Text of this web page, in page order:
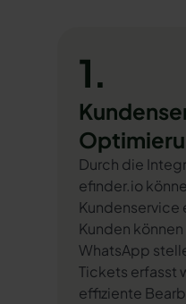
1.
Durch die
efinder.io
Kundenservice
Kunden
WhatsApp
Tickets erfasst
effiziente